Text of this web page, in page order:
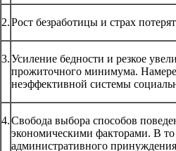
2.Рост безработицы и страх
3.Усиление бедности и резкое
прожиточного минимума.
неэффективной системы
4.Свобода выбора способов
экономическими факторами. В
административного